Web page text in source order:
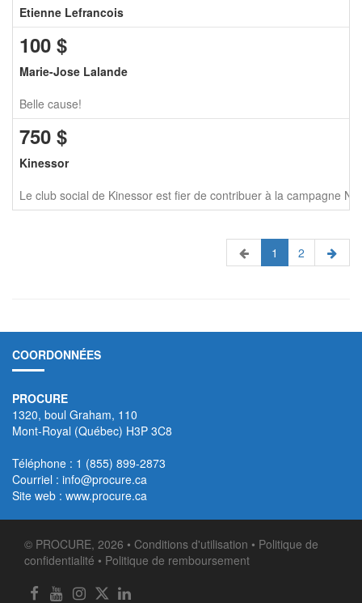
Etienne Lefrancois
100 $
Marie-Jose Lalande
Belle cause!
750 $
Kinessor
Le club social de Kinessor est fier de contribuer à la campagne
1 2
COORDONNÉES
PROCURE
1320, boul Graham, 110
Mont-Royal (Québec) H3P 3C8
Téléphone : 1 (855) 899-2873
Courriel : info@procure.ca
Site web : www.procure.ca
© PROCURE, 2026 • Conditions d'utilisation • Politique de
confidentialité • Politique de remboursement